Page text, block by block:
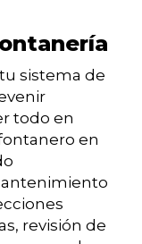
sistema de
todo en
en
revisión de